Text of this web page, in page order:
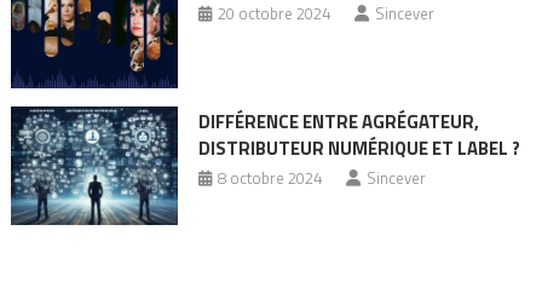
20 octobre 2024 Sincever
DIFFÉRENCE ENTRE AGRÉGATEUR,
DISTRIBUTEUR NUMÉRIQUE ET LABEL ?
8 octobre 2024 Sincever